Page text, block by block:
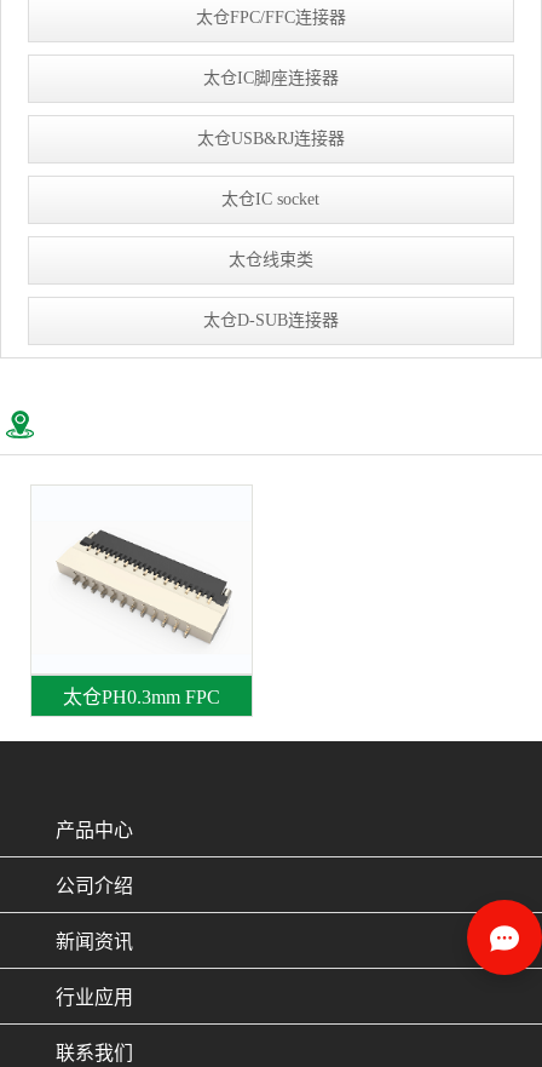
太仓FPC/FFC连接器
太仓IC脚座连接器
太仓USB&RJ连接器
太仓IC socket
太仓线束类
太仓D-SUB连接器
太仓PH0.3mm FPC
产品中心
公司介绍
新闻资讯
行业应用
联系我们